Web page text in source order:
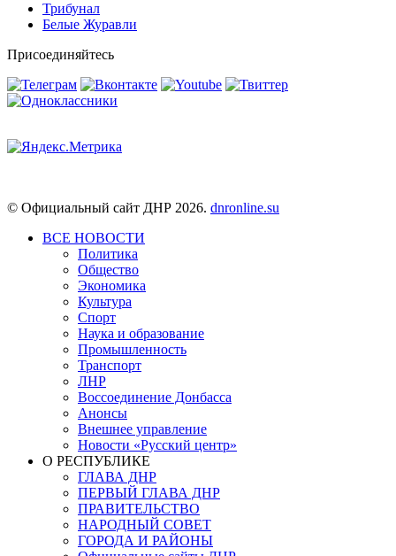
Трибунал
Белые Журавли
Присоединяйтесь
© Официальный сайт ДНР 2026. dnronline.su
ВСЕ НОВОСТИ
Политика
Общество
Экономика
Культура
Спорт
Наука и образование
Промышленность
Транспорт
ЛНР
Воссоединение Донбасса
Анонсы
Внешнее управление
Новости «Русский центр»
О РЕСПУБЛИКЕ
ГЛАВА ДНР
ПЕРВЫЙ ГЛАВА ДНР
ПРАВИТЕЛЬСТВО
НАРОДНЫЙ СОВЕТ
ГОРОДА И РАЙОНЫ